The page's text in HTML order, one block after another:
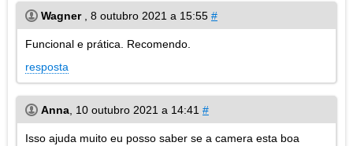
Wagner 8 outubro 2021 a 15:55 #
Funcional e prática. Recomendo.
resposta
Anna 10 outubro 2021 a 14:41 #
Isso ajuda muito eu posso saber se a camera esta boa